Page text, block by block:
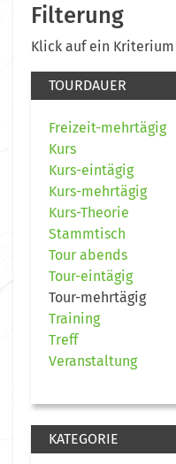
Filterung
Klick auf ein
TOURDAUER
Freizeit-mehrtägig
Kurs
Kurs-eintägig
Kurs-mehrtägig
Kurs-Theorie
Stammtisch
Tour abends
Tour-eintägig
Tour-mehrtägig
Training
Treff
Veranstaltung
KATEGORIE